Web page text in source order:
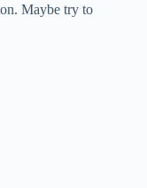
Maybe try to